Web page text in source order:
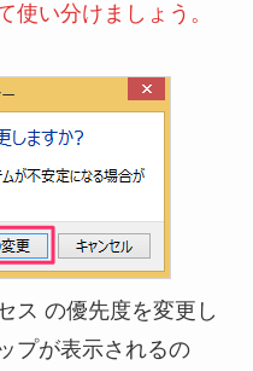
使い分けましょう。
ス の優先度を変更し
プが表示されるの